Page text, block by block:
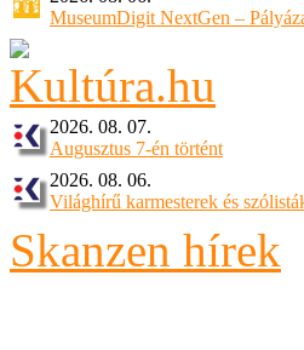
MuseumDigit NextGen –
2026. 08. 07.
Augusztus 7-én történt
2026. 08. 06.
Világhírű karmesterek és
Skanzen hírek